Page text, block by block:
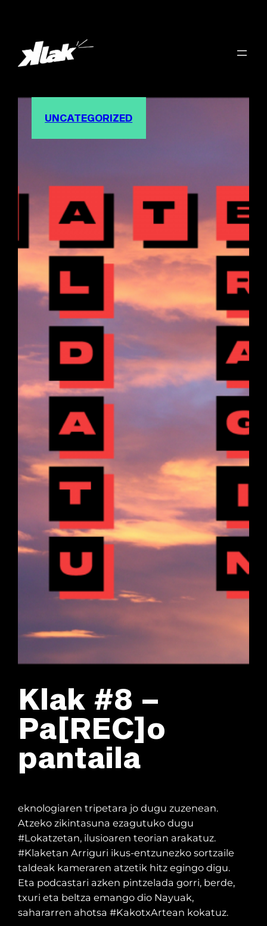
UNCATEGORIZED
Klak #8 –
Pa[REC]o
pantaila
eknologiaren tripetara jo dugu zuzenean.
Atzeko zikintasuna ezagutuko dugu
#Lokatzetan, ilusioaren teorian arakatuz.
#Klaketan Arriguri ikus-entzunezko sortzaile
taldeak kameraren atzetik hitz egingo digu.
Eta podcastari azken pintzelada gorri, berde,
txuri eta beltza emango dio Nayuak,
sahararren ahotsa #KakotxArtean kokatuz.